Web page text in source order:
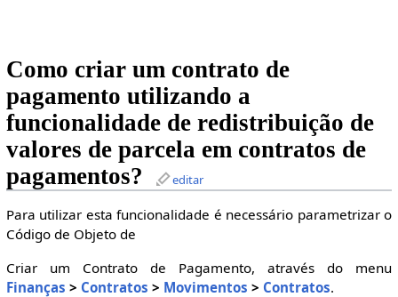
Como criar um contrato de
pagamento utilizando a
funcionalidade de redistribuição de
valores de parcela em contratos de
pagamentos?
editar
Para utilizar esta funcionalidade é necessário parametrizar o
Código de Objeto de
Criar um Contrato de Pagamento, através do menu
Finanças > Contratos > Movimentos > Contratos.